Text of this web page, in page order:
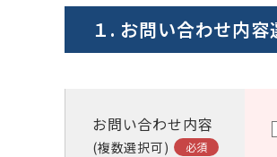
１. お問い合わせ内容
お問い合わせ内容
(複数選択可)